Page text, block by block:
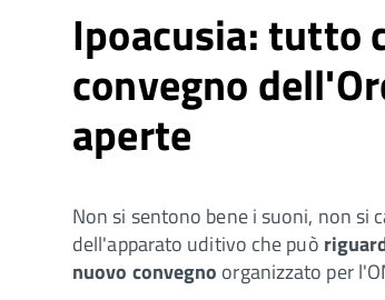
Ipoacusia: tutto
convegno
aperte
Non si sentono bene i suoni, non si
dell'apparato uditivo che può
nuovo convegno organizzato per